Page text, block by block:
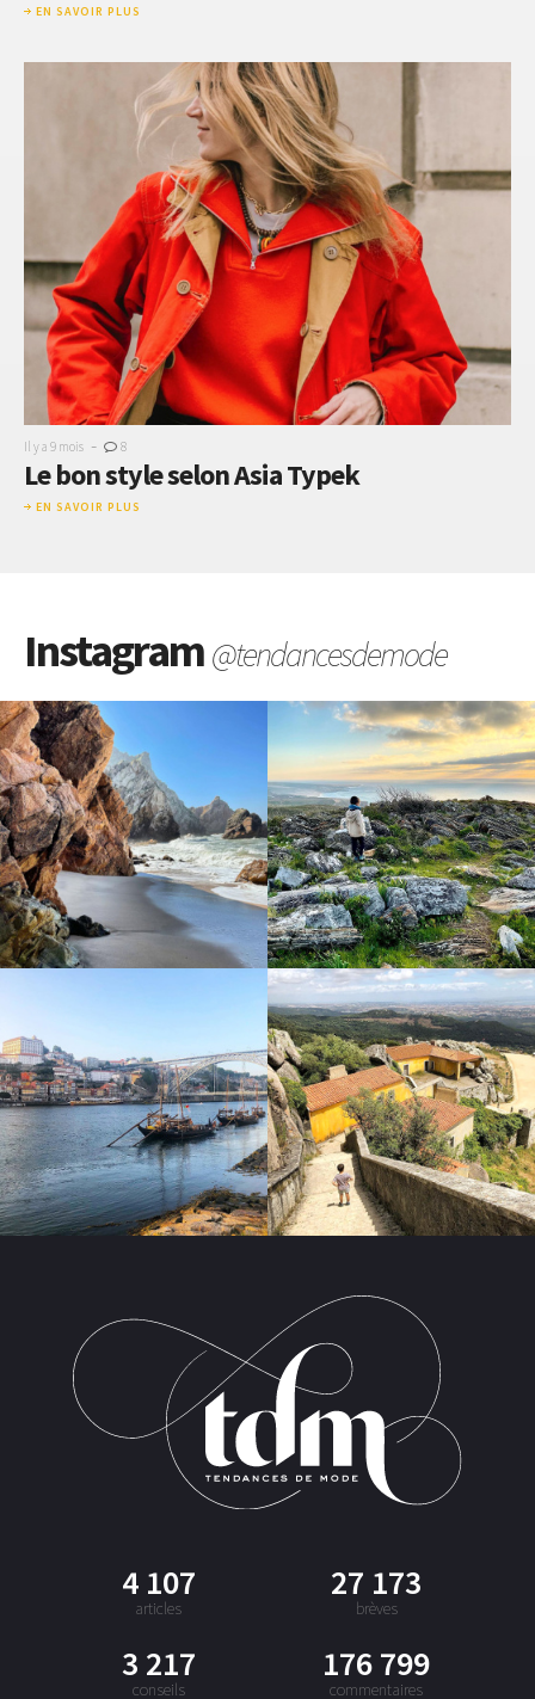
EN SAVOIR PLUS
Il y a 9 mois - 8
Le bon style selon Asia Typek
EN SAVOIR PLUS
Instagram@tendancesdemode
4 107
articles
27 173
brèves
3 217
conseils
176 799
commentaires